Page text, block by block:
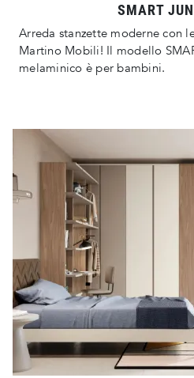
SMART
Arreda stanzette moderne con
Martino Mobili! Il modello
melaminico è per bambini.